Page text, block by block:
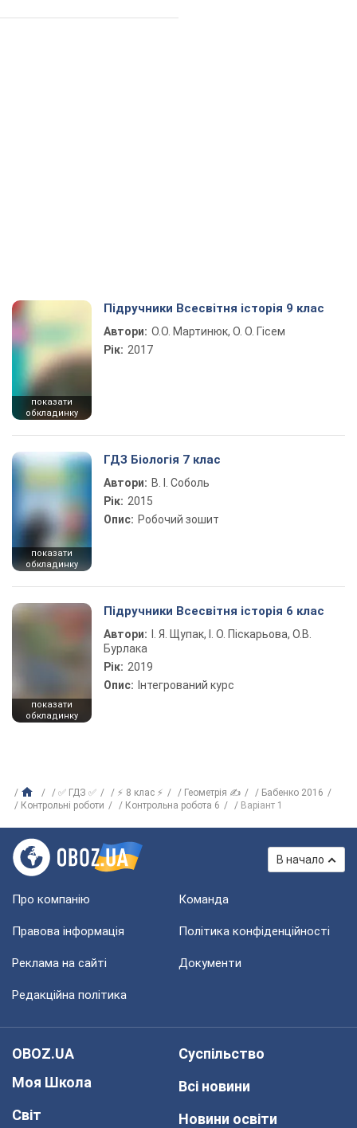
показати
обкладинку
Підручники Всесвітня історія 9 клас
Автори: О.О. Мартинюк, О. О. Гісем
Рік: 2017
показати
обкладинку
ГДЗ Біологія 7 клас
Автори: В. І. Соболь
Рік: 2015
Опис: Робочий зошит
показати
обкладинку
Підручники Всесвітня історія 6 клас
Автори:
І. Я. Щупак, І. О. Піскарьова, О.В.
Бурлака
Рік: 2019
Опис: Інтегрований курс
✅ ГДЗ ✅ ⚡ 8 клас ⚡ Геометрія ✍
Бабенко 2016
Контрольні роботи
Контрольна робота 6 Варіант 1
В начало
Про компанію Команда
Правова інформація Політика конфіденційності
Реклама на сайті Документи
Редакційна політика
OBOZ.UA
Моя Школа
Світ
Суспільство
Всі новини
Новини освіти